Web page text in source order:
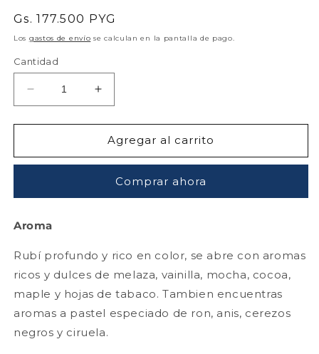
Precio
habitual
Gs. 177.500 PYG
Los gastos de envío se calculan en la pantalla de pago.
Cantidad
Reducir
cantidad
para
Mondavi
Rum
Merlot
ml
Aumentar
cantidad
para
Robert
Mondavi
Selection
Rum
ml
Agregar al carrito
Comprar ahora
Aroma
Rubí profundo y rico en color, se abre con aromas
ricos y dulces de melaza, vainilla, mocha, cocoa,
maple y hojas de tabaco. Tambien encuentras
aromas a pastel especiado de ron, anis, cerezos
negros y ciruela.